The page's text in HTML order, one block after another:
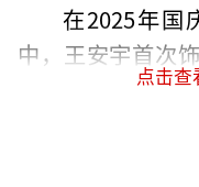
在2025年国
中，王安宇首次
这一角色“用另
点击查